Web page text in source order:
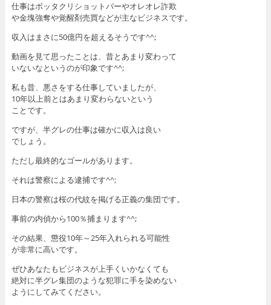
仕事はボッタクリショットバーやオレオレ詐欺
や金塊強奪や覚醒剤売買などが主なビジネスです。
収入はまさに50億円を超えるそうです^^;
動画を見て思ったことは、昔とあまり変わって
いないなというのが印象です^^;
私も昔、悪さをする仕事していましたが、
10年以上前とはあまり変わらないという
ことです。
ですが、半グレの仕事は確かに収入は良い
でしょう。
ただし最終的なゴールがあります。
それは警察による逮捕です^^;
日本の警察は桜の代紋を掲げる正義の集団です。
事前の内偵から100％捕まります^^;
その結果、懲役10年～25年入れられる可能性
が非常に高いです。
ぜひあなたもビジネスが上手くいかなくても
絶対に半グレ集団のような犯罪に手を染めない
ようにしてみてください。